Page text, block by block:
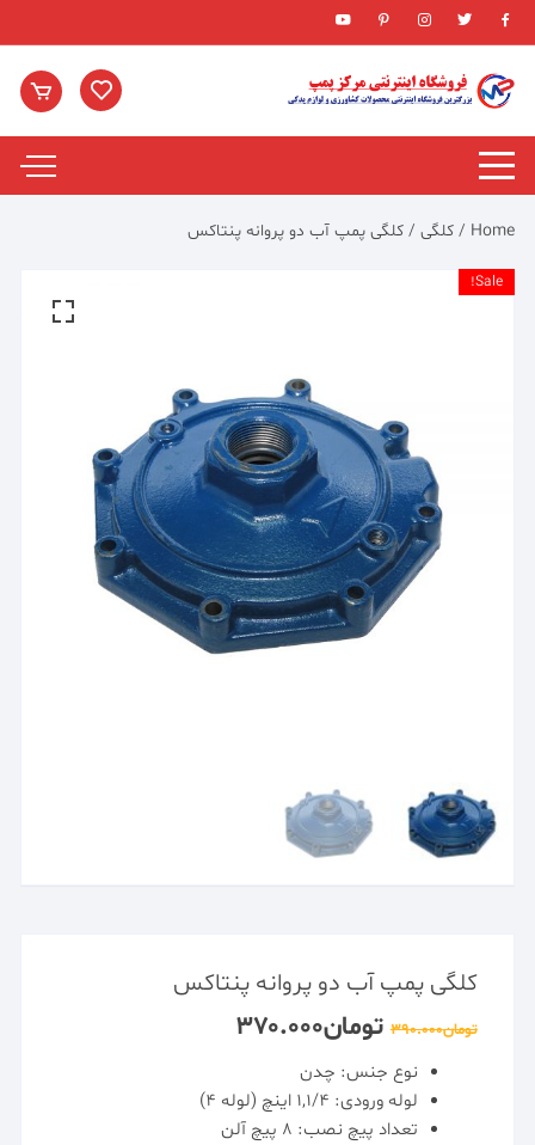
Skip
to
content
Home
/کلگی / کلگی پمپ آب دو پروانه پنتاکس
Sale!
کلگی پمپ آب دو پروانه پنتاکس
تومان۳۹۰.۰۰۰ تومان۳۷۰.۰۰۰
نوع جنس: چدن
لوله ورودی: ۱,۱/۴ اینچ (لوله ۴)
تعداد پیچ نصب: ۸ پیچ آلن